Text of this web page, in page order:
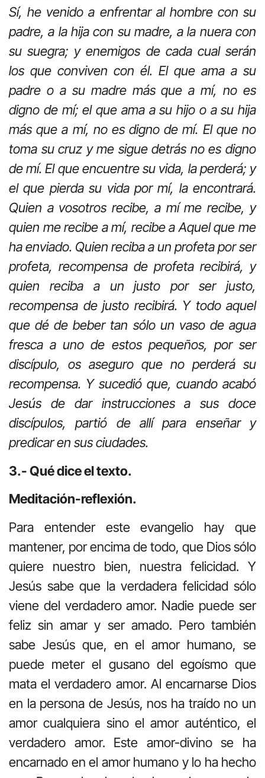
Sí, he venido a enfrentar al hombre con su
padre, a la hija con su madre, a la nuera con
su suegra; y enemigos de cada cual serán
los que conviven con él. El que ama a su
padre o a su madre más que a mí, no es
digno de mí; el que ama a su hijo o a su hija
más que a mí, no es digno de mí. El que no
toma su cruz y me sigue detrás no es digno
de mí. El que encuentre su vida, la perderá; y
el que pierda su vida por mí, la encontrará.
Quien a vosotros recibe, a mí me recibe, y
quien me recibe a mí, recibe a Aquel que me
ha enviado. Quien reciba a un profeta por ser
profeta, recompensa de profeta recibirá, y
quien reciba a un justo por ser justo,
recompensa de justo recibirá. Y todo aquel
que dé de beber tan sólo un vaso de agua
fresca a uno de estos pequeños, por ser
discípulo, os aseguro que no perderá su
recompensa. Y sucedió que, cuando acabó
Jesús de dar instrucciones a sus doce
discípulos, partió de allí para enseñar y
predicar en sus ciudades.
3.- Qué dice el texto.
Meditación-reflexión.
Para entender este evangelio hay que
mantener, por encima de todo, que Dios sólo
quiere nuestro bien, nuestra felicidad. Y
Jesús sabe que la verdadera felicidad sólo
viene del verdadero amor. Nadie puede ser
feliz sin amar y ser amado. Pero también
sabe Jesús que, en el amor humano, se
puede meter el gusano del egoísmo que
mata el verdadero amor. Al encarnarse Dios
en la persona de Jesús, nos ha traído no un
amor cualquiera sino el amor auténtico, el
verdadero amor. Este amor-divino se ha
encarnado en el amor humano y lo ha hecho